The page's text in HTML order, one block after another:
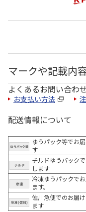
マークや記載内
よくあるお問い合わ
お支払い方法
配送情報について
ゆうパック等でお
す
チルドゆうパック
します
冷凍ゆうパックで
ます。
佐川急便でのお届
ます